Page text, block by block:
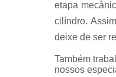
etapa
cilíndro.
deixe de ser
Também
nossos